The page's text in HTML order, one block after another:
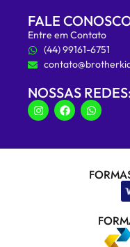
FALE
Entre em Contato
(44) 99161-6751
NOSSAS